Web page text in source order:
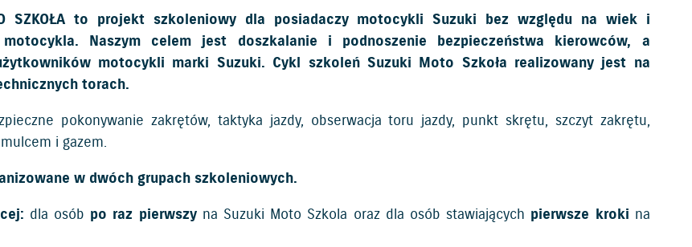
SZKOŁA to projekt szkoleniowy dla posiadaczy motocykli Suzuki bez względu na wiek i
motocykla. Naszym celem jest doszkalanie i podnoszenie bezpieczeństwa kierowców, a
motocykli marki Suzuki. Cykl szkoleń Suzuki Moto Szkoła realizowany jest na
torach.
pokonywanie zakrętów, taktyka jazdy, obserwacja toru jazdy, punkt skrętu, szczyt zakrętu,
i gazem.
w dwóch grupach szkoleniowych.
dla osób po raz pierwszyna Suzuki Moto Szkola oraz dla osób stawiających pierwsze kroki na